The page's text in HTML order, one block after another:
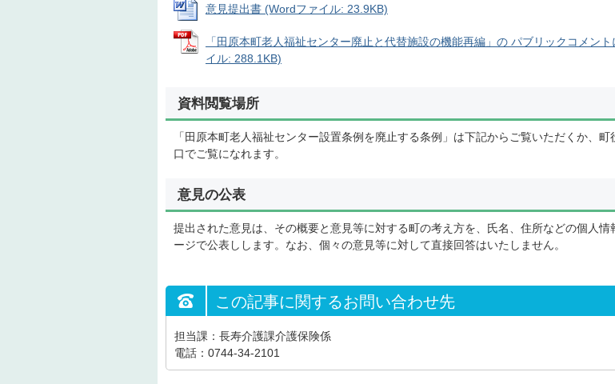
意見提出書 (Wordファイル: 23.9KB)
「田原本町老人福祉センター廃止と代替施設の機能再編」の パブリックコメン
イル: 288.1KB)
資料閲覧場所
「田原本町老人福祉センター設置条例を廃止する条例」は下記からご覧いただくか、
口でご覧になれます。
意見の公表
提出された意見は、その概要と意見等に対する町の考え方を、氏名、住所などの個人情
ージで公表しします。なお、個々の意見等に対して直接回答はいたしません。
この記事に関するお問い合わせ先
担当課：長寿介護課介護保険係
電話：0744-34-2101